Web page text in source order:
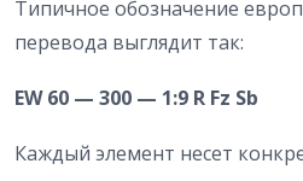
Типичное обозначение
перевода выглядит так:
EW 60 — 300 — 1:9 R Fz Sb
Каждый элемент несет